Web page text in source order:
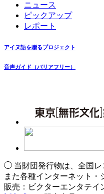
ニュース
ピックアップ
レポート
アイヌ語を贈るプロジェクト
音声ガイド（バリアフリー）
◯ 当財団発行物は、全国レ
また各種インターネット
販売：ビクターエンタテ